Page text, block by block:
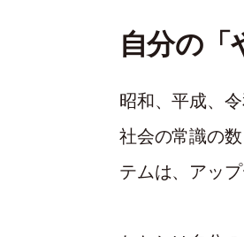
自分の「
昭和、平成、
社会の常識の
テムは、アッ